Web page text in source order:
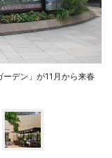
デン」が11月から来春